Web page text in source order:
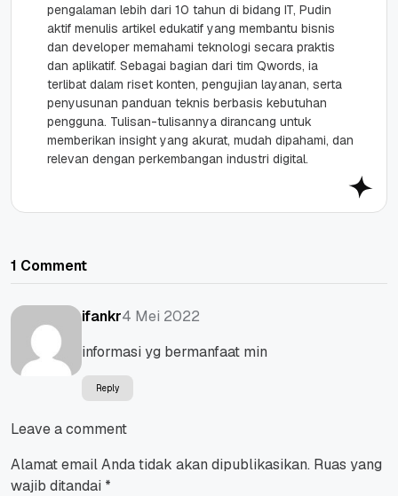
pengalaman lebih dari 10 tahun di bidang IT, Pudin
aktif menulis artikel edukatif yang membantu bisnis
dan developer memahami teknologi secara praktis
dan aplikatif. Sebagai bagian dari tim Qwords, ia
terlibat dalam riset konten, pengujian layanan, serta
penyusunan panduan teknis berbasis kebutuhan
pengguna. Tulisan-tulisannya dirancang untuk
memberikan insight yang akurat, mudah dipahami, dan
relevan dengan perkembangan industri digital.
1 Comment
ifankr4 Mei 2022
informasi yg bermanfaat min
Reply
Leave a comment
Alamat email Anda tidak akan dipublikasikan. Ruas yang
wajib ditandai *